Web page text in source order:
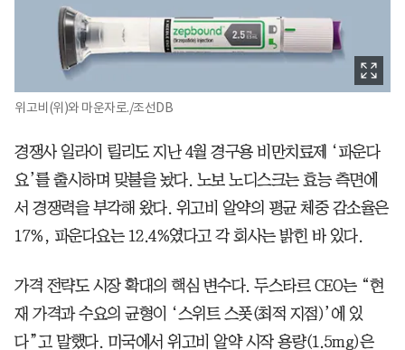
위고비(위)와 마운자로./조선DB
경쟁사 일라이 릴리도 지난 4월 경구용 비만치료제 ‘파운다
요’를 출시하며 맞불을 놨다. 노보 노디스크는 효능 측면에
서 경쟁력을 부각해 왔다. 위고비 알약의 평균 체중 감소율은
17%, 파운다요는 12.4%였다고 각 회사는 밝힌 바 있다.
가격 전략도 시장 확대의 핵심 변수다. 두스타르 CEO는 “현
재 가격과 수요의 균형이 ‘스위트 스폿(최적 지점)’에 있
다”고 말했다. 미국에서 위고비 알약 시작 용량(1.5mg)은